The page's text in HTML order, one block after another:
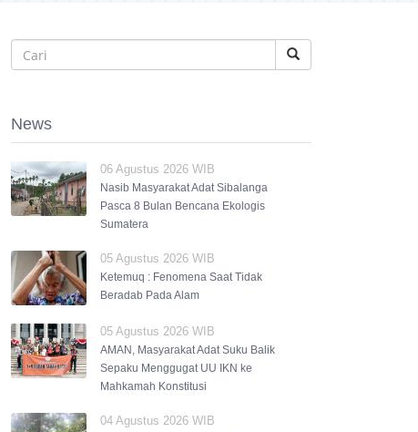
News
06 Agustus 2026 WIB
Nasib Masyarakat Adat Sibalanga
Pasca 8 Bulan Bencana Ekologis
Sumatera
05 Agustus 2026 WIB
Ketemuq : Fenomena Saat Tidak
Beradab Pada Alam
05 Agustus 2026 WIB
AMAN, Masyarakat Adat Suku Balik
Sepaku Menggugat UU IKN ke
Mahkamah Konstitusi
04 Agustus 2026 WIB